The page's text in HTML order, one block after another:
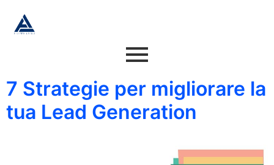
7 Strategie per migliorare la
tua Lead Generation​